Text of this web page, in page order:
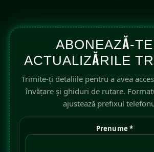
ABONEAZĂ-
ACTUALIZĂRILE
Trimite-ți detaliile pentru a avea
învățare și ghiduri de rutare.
ajustează prefixul
Prenume *